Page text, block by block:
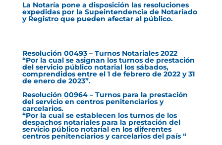
La Notaría pone a disposición las resoluciones
expedidas por la Supeintendencia de Notariado
y Registro que pueden afectar al público.
Resolución 00493 – Turnos Notariales 2022
“Por la cual se asignan los turnos de prestación
del servicio público notarial los sábados,
comprendidos entre el 1 de febrero de 2022 y 31
de enero de 2023”.
Resolución 00964 – Turnos para la prestación
del servicio en centros penitenciarios y
carcelarios.
“Por la cual se establecen los turnos de los
despachos notariales para la prestación del
servicio público notarial en los diferentes
centros penitenciarios y carcelarios del país “